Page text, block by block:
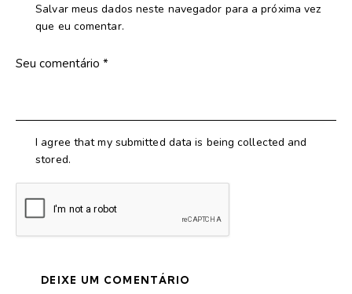
Salvar meus dados neste navegador para a próxima vez
que eu comentar.
I agree that my submitted data is being collected and
stored.